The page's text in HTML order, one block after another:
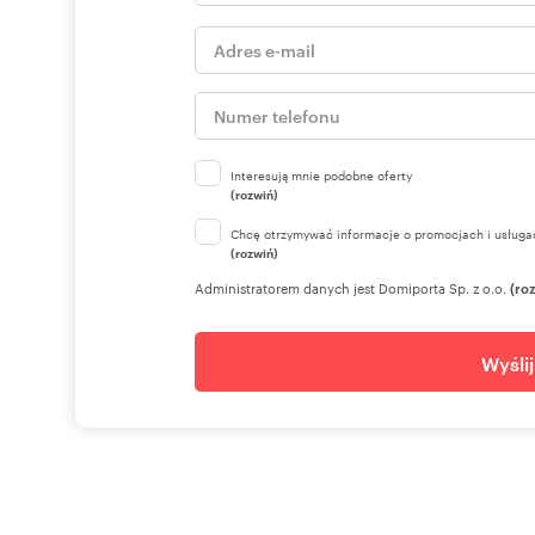
Interesują mnie podobne oferty
(rozwiń)
Chcę otrzymywać informacje o promocjach i
(rozwiń)
Administratorem danych jest Domiporta Sp. z o.o.